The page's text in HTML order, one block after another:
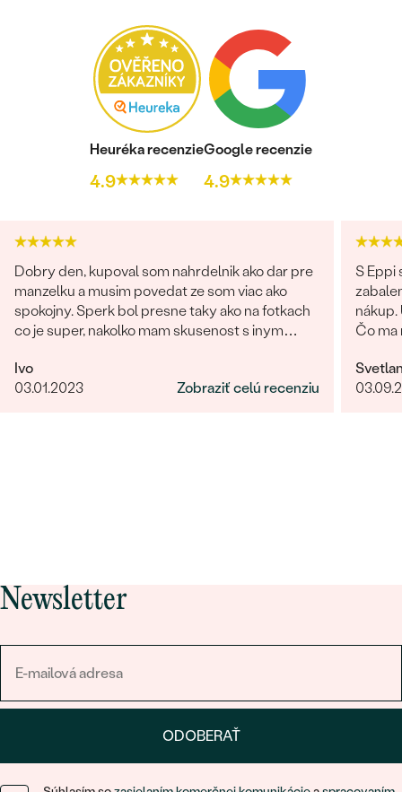
Heuréka recenzie
4.9
Google recenzie
4.9
Dobry den, kupoval som nahrdelnik ako dar pre
manzelku a musim povedat ze som viac ako
spokojny. Sperk bol presne taky ako na fotkach
co je super, nakolko mam skusenost s inym
giganticky a prisla "miniatura". V tomto obchode
fotka presne velkostne sedi s realitou (foto na
Ivo
03.01.2023
Zobraziť celú recenziu
S Eppi
nákup.
Čo ma
Ďakujem Eppi. PS:
fotky
Newsletter
ODOBERAŤ